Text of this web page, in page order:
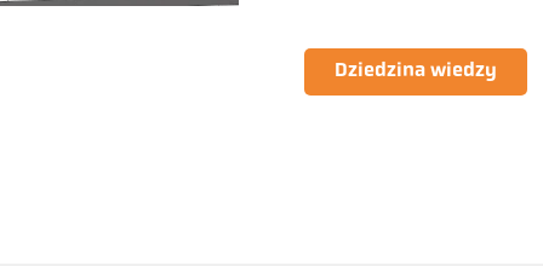
Dziedzina wiedzy